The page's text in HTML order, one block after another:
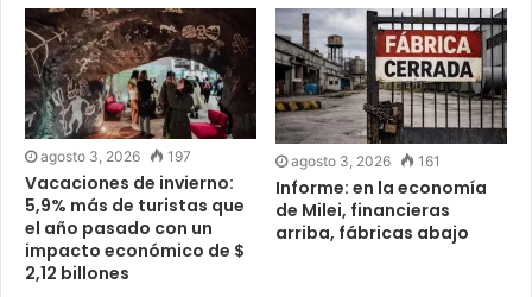
agosto 3, 2026 197
Vacaciones de invierno:
5,9% más de turistas que
el año pasado con un
impacto económico de $
2,12 billones
agosto 3, 2026 161
Informe: en la economía
de Milei, financieras
arriba, fábricas abajo